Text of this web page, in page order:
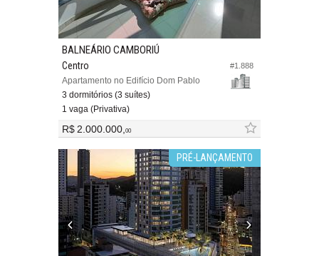
#1.888
BALNEÁRIO CAMBORIÚ
Centro
Apartamento no Edifício Dom Pablo
3 dormitórios (3 suítes)
1 vaga (Privativa)
R$ 2.000.000,00
PRÉ-LANÇAMENTO